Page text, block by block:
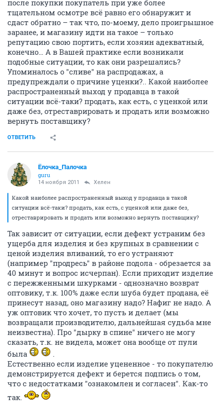
после покупки покупатель при уже более
тщательном осмотре всё равно его обнаружит и
сдаст обратно – так что, по-моему, дело проигрышное
заранее, и магазину идти на такое – только
репутацию свою портить, если хозяин адекватный,
конечно… А в Вашей практике если возникали
подобные ситуации, то как они разрешались?
Упоминалось о "сливе" на распродажах, а
предупреждали о причине уценки?.. Какой наиболее
распространенный выход у продавца в такой
ситуации всё-таки? продать, как есть, с уценкой или
даже без, отреставрировать и продать или возможно
вернуть поставщику?
ОТВЕТИТЬ
Ёлочка_Палочка
guru
14 ноября 2011 Хелен
Какой наиболее распространенный выход у продавца в такой
ситуации всё-таки? продать, как есть, с уценкой или даже без,
отреставрировать и продать или возможно вернуть поставщику?
Так зависит от ситуации, если дефект устраним без
ущерба для изделия и без крупных в сравнении с
ценой изделия вливаний, то его устраняют
(например "продресь" в районе подола - обрезается за
40 минут и вопрос исчерпан). Если приходит изделие
с пережженными шкурками - однозначно возврат
оптовику, т.к. 100% даже если шуба будет продана, её
принесут назад, оно магазину надо? Нафиг не надо. А
уж оптовик что хочет, то пусть и делает (мы
возвращали производителю, дальнейшая судьба мне
неизвестна). Про "дырку в спине" ничего не могу
сказать, т.к. не видела, может она вообще от пули
была
.
Естественно если изделие уцененное - то покупателю
демонстрируется дефект и берется подпись о том,
что с недостатками "ознакомлен и согласен". Как-то
так.